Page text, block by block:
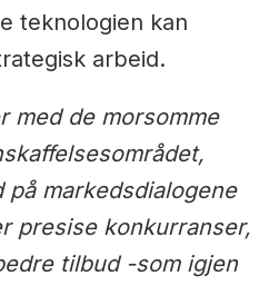
teknologien kan
arbeid.
med de morsomme
markedsdialogene
presise konkurranser,
tilbud -som igjen